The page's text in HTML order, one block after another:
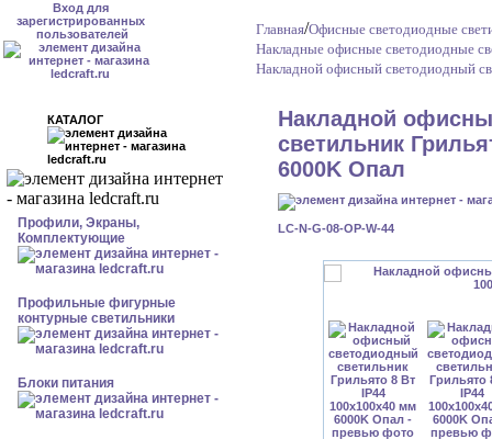
Вход для
зарегистрированных
пользователей
КАТАЛОГ
Профили, Экраны,
Комплектующие
Профильные фигурные
контурные светильники
Блоки питания
Главная/Офисные светодиодные
Накладные офисные светодиодные
Накладной офисный светодиодный
Накладной
светильник
6000K Опал
LC-N-G-08-OP-W-44